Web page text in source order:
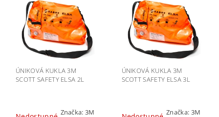
ÚNIKOVÁ KUKLA 3M
SCOTT SAFETY ELSA 2L
Značka:3M
ÚNIKOVÁ KUKLA 3M
SCOTT SAFETY ELSA 3L
Značka: 3M